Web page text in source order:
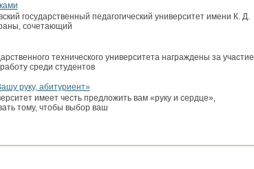
государственный педагогический университет имени К. Д.
сочетающий
технического университета награждены за участие
среди студентов
руку, абитуриент»
имеет честь предложить вам «руку и сердце»,
тому, чтобы выбор ваш